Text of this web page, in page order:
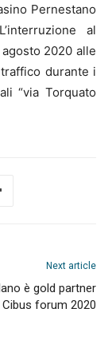
Pernestano
al
2020 alle
durante i
“via Torquato
Next article
è gold partner
Cibus forum 2020